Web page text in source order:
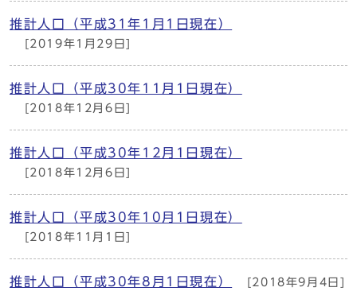
推計人口（平成31年1月1日現在）
[2019年1月29日]
推計人口（平成30年11月1日現在）
[2018年12月6日]
推計人口（平成30年12月1日現在）
[2018年12月6日]
推計人口（平成30年10月1日現在）
[2018年11月1日]
推計人口（平成30年8月1日現在） [2018年9月4日]